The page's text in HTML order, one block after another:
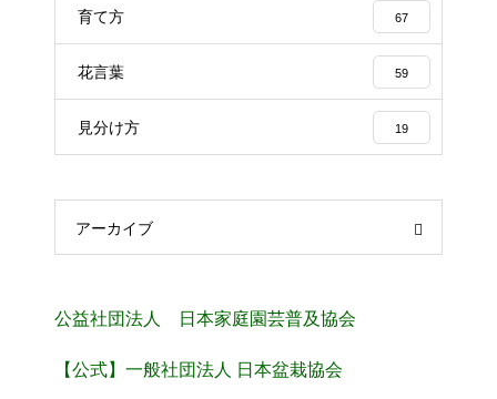
育て方 67
花言葉 59
見分け方 19
アーカイブ
公益社団法人 日本家庭園芸普及協会
【公式】一般社団法人 日本盆栽協会